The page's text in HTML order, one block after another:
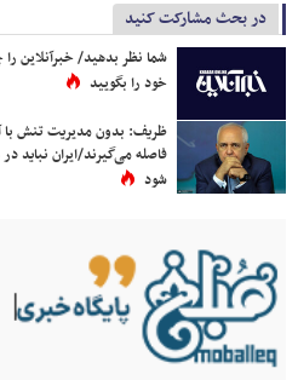
در بحث مشارکت کنید
شما نظر بدهید/ خبرآنلاین
خود را بگویید
ظریف: بدون مدیریت تنش با
فاصله می‌گیرند/ایران نباید
شود